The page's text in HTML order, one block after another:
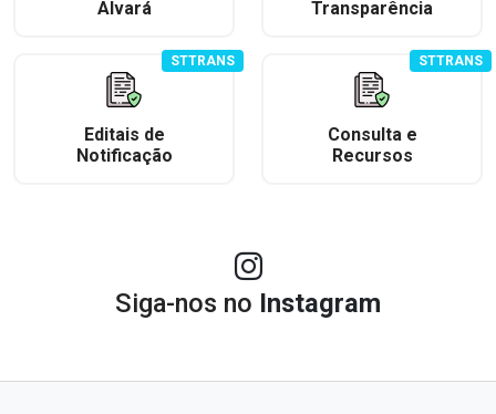
Alvará
Transparência
Editais de
Notificação
STTRANS
Consulta e
Recursos
STTRANS
Siga-nos no Instagram